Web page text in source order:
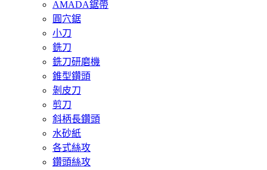
AMADA鋸帶
圓穴鋸
小刀
銑刀
銑刀研磨機
錐型鑽頭
剝皮刀
剪刀
斜柄長鑽頭
水砂紙
各式絲攻
鑽頭絲攻